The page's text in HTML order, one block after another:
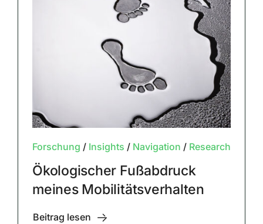
Forschung / Insights / Navigation / Research
Ökologischer Fußabdruck
meines Mobilitätsverhalten
Beitrag lesen